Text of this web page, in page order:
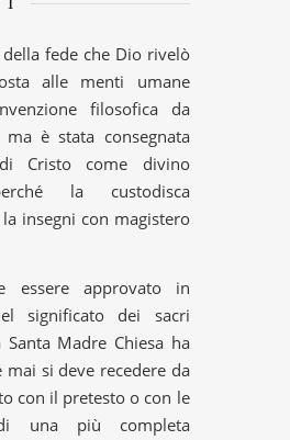
alle menti umane
filosofica da
ma è stata consegnata
Cristo come divino
la custodisca
insegni con magistero
essere approvato in
significato dei sacri
Madre Chiesa ha
mai si deve recedere da
con il pretesto o con le
una più completa